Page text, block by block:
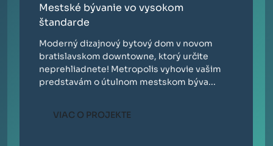
Mestské bývanie vo vysokom
štandarde
Moderný dizajnový bytový dom v novom
bratislavskom downtowne, ktorý určite
neprehliadnete! Metropolis vyhovie vašim
predstavám o útulnom mestskom býva...
VIAC O PROJEKTE